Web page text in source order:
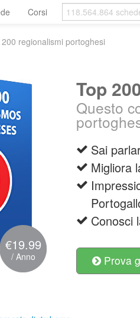
Corsi
regionalismi portoghesi
€19.99
/ Anno
Top
Questo
Sai
Migliora
Conosci
Prova